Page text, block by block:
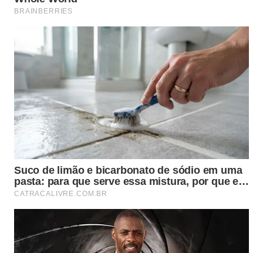
Não utilize de forma alguma ferramentas metálicas
pontiagudas ou escovas de cerdas duras para
esfregar as paredes externas. Objetos rígidos e
esponjas grossas causam riscos profundos e
irreparáveis no acabamento estético, estragando o
visual moderno da sua cozinha comdanosque
poderiam serevitados